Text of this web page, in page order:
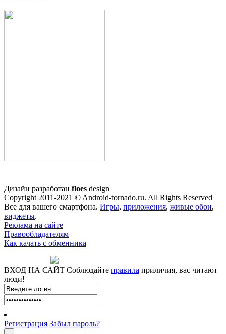
Дизайн разработан floes design
Copyright 2011-2021 © Android-tornado.ru. All Rights Reserved
Все для вашего смартфона. Игры, приложения, живые обои,
виджеты.
Реклама на сайте
Правообладателям
Как качать с обменника
ВХОД НА САЙТ Соблюдайте правила приличия, вас читают
люди!
Регистрация Забыл пароль?